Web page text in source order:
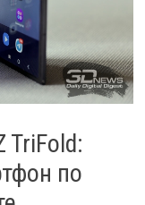
TriFold:
по